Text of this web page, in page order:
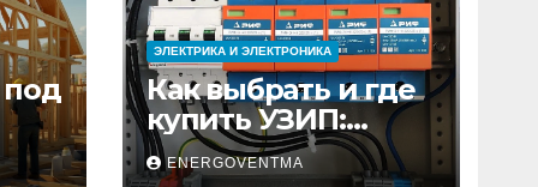
под
ЭЛЕКТРИКА И ЭЛЕКТРОНИКА
Как выбрать и где
купить УЗИП:
особенности
устройств защиты
ENERGOVENTMA